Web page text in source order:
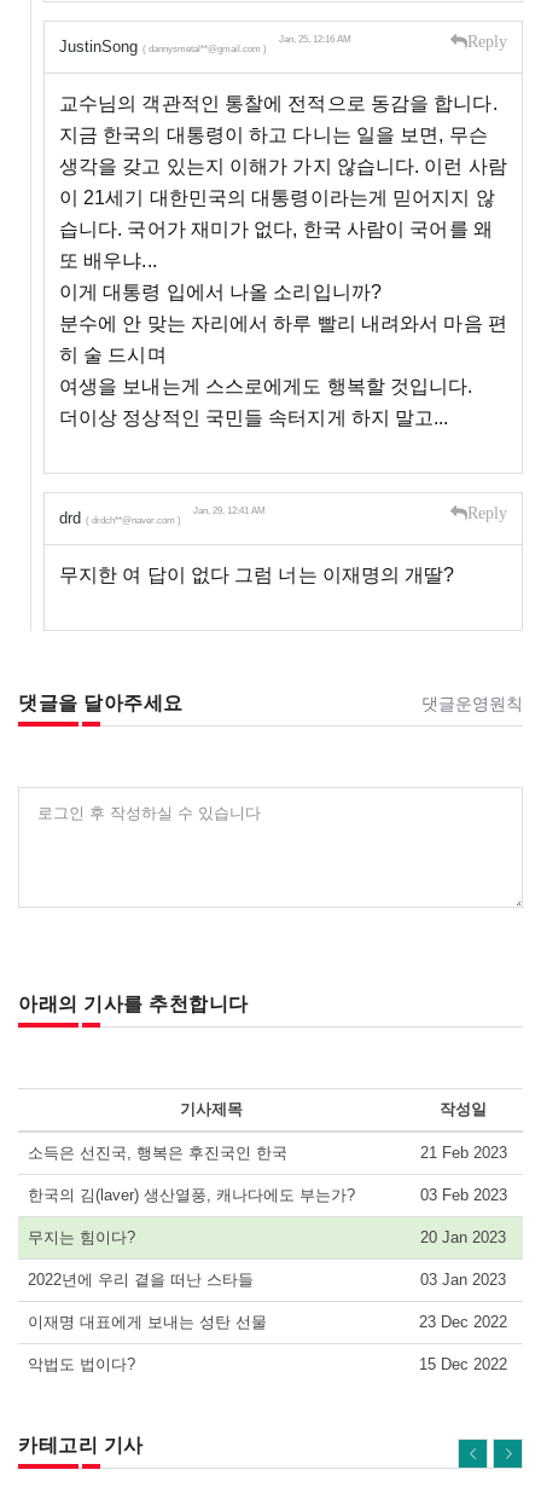
JustinSong ( dannysmetal**@gmail.com )
Jan, 25, 12:16 AM Reply
교수님의 객관적인 통찰에 전적으로 동감을 합니다.
지금 한국의 대통령이 하고 다니는 일을 보면, 무슨
생각을 갖고 있는지 이해가 가지 않습니다. 이런 사람
이 21세기 대한민국의 대통령이라는게 믿어지지 않
습니다. 국어가 재미가 없다, 한국 사람이 국어를 왜
또 배우냐...
이게 대통령 입에서 나올 소리입니까?
분수에 안 맞는 자리에서 하루 빨리 내려와서 마음 편
히 술 드시며
여생을 보내는게 스스로에게도 행복할 것입니다.
더이상 정상적인 국민들 속터지게 하지 말고...
drd ( drdch**@naver.com )
Jan, 29, 12:41 AM Reply
무지한 여 답이 없다 그럼 너는 이재명의 개딸?
댓글을 달아주세요 댓글운영원칙
로그인 후 작성하실 수 있습니다
아래의 기사를 추천합니다
기사제목 작성일
소득은 선진국, 행복은 후진국인 한국 21 Feb 2023
한국의 김(laver) 생산열풍, 캐나다에도 부는가? 03 Feb 2023
무지는 힘이다? 20 Jan 2023
2022년에 우리 곁을 떠난 스타들 03 Jan 2023
이재명 대표에게 보내는 성탄 선물 23 Dec 2022
악법도 법이다? 15 Dec 2022
카테고리 기사